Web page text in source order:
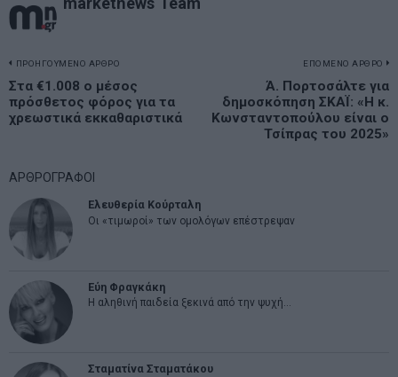
Πλοήγηση
άρθρων
ΠΡΟΗΓΟΥΜΕΝΟ ΑΡΘΡΟ
Previous
post:
Στα €1.008 ο μέσος
πρόσθετος φόρος για τα
χρεωστικά εκκαθαριστικά
ΕΠΟΜΕΝΟ ΑΡΘΡΟ
Ά. Πορτοσάλτε για
δημοσκόπηση ΣΚΑΪ: «Η κ.
Κωνσταντοπούλου είναι ο
Τσίπρας του 2025»
ΑΡΘΡΟΓΡΑΦΟΙ
Ελευθερία Κούρταλη
Οι «τιμωροί» των ομολόγων επέστρεψαν
Εύη Φραγκάκη
Η αληθινή παιδεία ξεκινά από την ψυχή…
Σταματίνα Σταματάκου